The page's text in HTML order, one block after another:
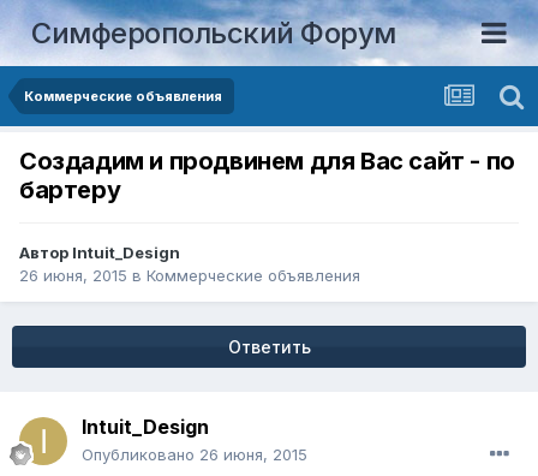
Симферопольский Форум
Коммерческие объявления
Создадим и продвинем для Вас сайт - по
бартеру
Автор Intuit_Design
26 июня, 2015 в Коммерческие объявления
Ответить
Intuit_Design
Опубликовано 26 июня, 2015